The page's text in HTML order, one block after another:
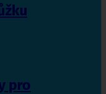
pro